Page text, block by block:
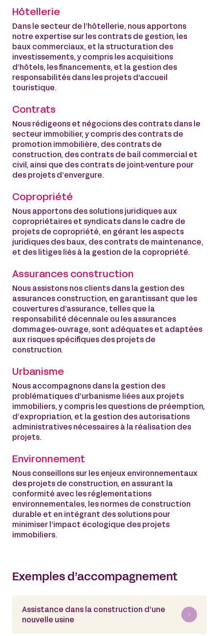
Hôtellerie
Dans le secteur de l’hôtellerie, nous apportons
notre expertise sur les contrats de gestion, les
baux commerciaux, et la structuration des
investissements, y compris les acquisitions
d’hôtels, les financements, et la gestion des
responsabilités dans les projets d’accueil
touristique.
Contrats
Nous rédigeons et négocions des contrats dans le
secteur immobilier, y compris des contrats de
promotion immobilière, des contrats de
construction, des contrats de bail commercial et
civil, ainsi que des contrats de joint-venture pour
des projets d’envergure.
Copropriété
Nous apportons des solutions juridiques aux
copropriétaires et syndicats dans le cadre de
projets de copropriété, en gérant les aspects
juridiques des baux, des contrats de maintenance,
et des litiges liés à la gestion de la copropriété.
Assurances construction
Nous assistons nos clients dans la gestion des
assurances construction, en garantissant que les
couvertures d’assurance, telles que la
responsabilité décennale ou les assurances
dommages-ouvrage, sont adéquates et adaptées
aux risques spécifiques des projets de
construction.
Urbanisme
Nous accompagnons dans la gestion des
problématiques d’urbanisme liées aux projets
immobiliers, y compris les questions de préemption,
d’expropriation, et la gestion des autorisations
administratives nécessaires à la réalisation des
projets.
Environnement
Nous conseillons sur les enjeux environnementaux
des projets de construction, en assurant la
conformité avec les réglementations
environnementales, les normes de construction
durable et en intégrant des solutions pour
minimiser l’impact écologique des projets
immobiliers.
Exemples d’accompagnement
Assistance dans la construction d’une
nouvelle usine